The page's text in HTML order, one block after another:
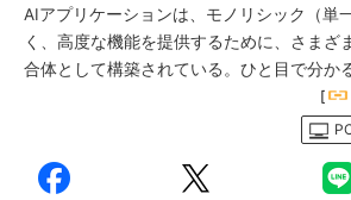
AIアプリケーションは、モノリシック（単
く、高度な機能を提供するために、さまざ
合体として構築されている。ひと目で分か
[